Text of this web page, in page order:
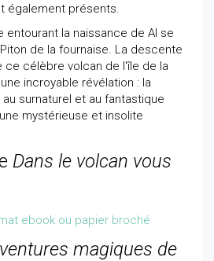
également présents.
entourant la naissance de Al se
de la fournaise. La descente
ce célèbre volcan de l'île de la
incroyable révélation : la
surnaturel et au fantastique
mystérieuse et insolite
Dans le volcan vous
ebook ou papier broché
magiques de